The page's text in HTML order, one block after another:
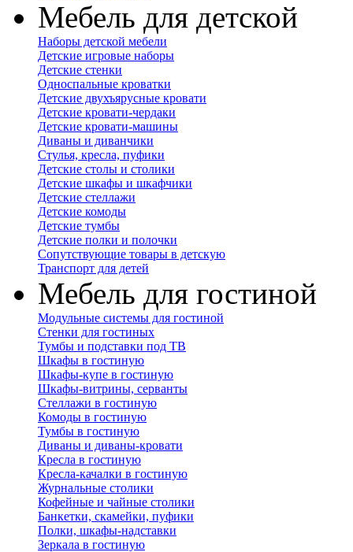
Мебель для детской
Наборы детской мебели
Детские игровые наборы
Детские стенки
Односпальные кроватки
Детские двухъярусные кровати
Детские кровати-чердаки
Детские кровати-машины
Диваны и диванчики
Стулья, кресла, пуфики
Детские столы и столики
Детские шкафы и шкафчики
Детские стеллажи
Детские комоды
Детские тумбы
Детские полки и полочки
Сопутствующие товары в детскую
Транспорт для детей
Мебель для гостиной
Модульные системы для гостиной
Стенки для гостиных
Тумбы и подставки под ТВ
Шкафы в гостиную
Шкафы-купе в гостиную
Шкафы-витрины, серванты
Стеллажи в гостиную
Комоды в гостиную
Тумбы в гостиную
Диваны и диваны-кровати
Кресла в гостиную
Кресла-качалки в гостиную
Журнальные столики
Кофейные и чайные столики
Банкетки, скамейки, пуфики
Полки, шкафы-надставки
Зеркала в гостиную